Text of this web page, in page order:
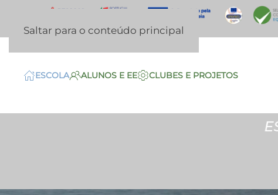
Saltar para o conteúdo principal
ESCOLA ALUNOS E EE CLUBES E PROJETOS